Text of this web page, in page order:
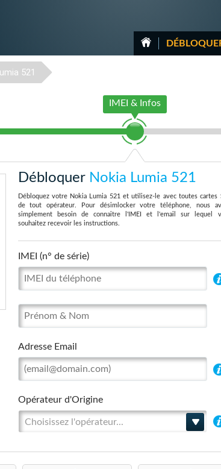
521
IMEI & Infos
Débloquer Nokia Lumia 521
Débloquez votre Nokia Lumia 521 et utilisez-le avec toutes cartes
de tout opérateur. Pour désimlocker votre téléphone, nous
simplement besoin de connaitre l'IMEI et l'email sur lequel
souhaitez recevoir les instructions.
IMEI (n° de série)
Adresse Email
Opérateur d'Origine
Choisissez l'opérateur...